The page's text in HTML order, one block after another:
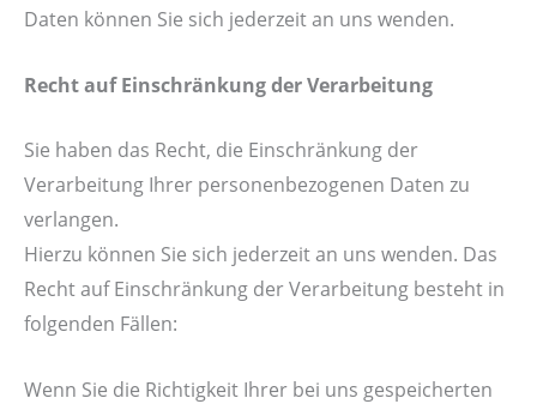
Daten können Sie sich jederzeit an uns wenden.
Recht auf Einschränkung der Verarbeitung
Sie haben das Recht, die Einschränkung der
Verarbeitung Ihrer personenbezogenen Daten zu
verlangen.
Hierzu können Sie sich jederzeit an uns wenden. Das
Recht auf Einschränkung der Verarbeitung besteht in
folgenden Fällen:
Wenn Sie die Richtigkeit Ihrer bei uns gespeicherten